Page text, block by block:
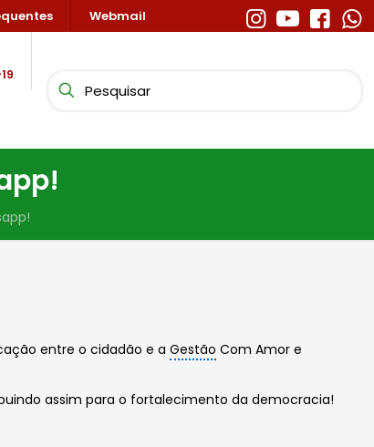
Webmail
entre o cidadão e aGestão Com Amor e
assim para o fortalecimento da democracia!